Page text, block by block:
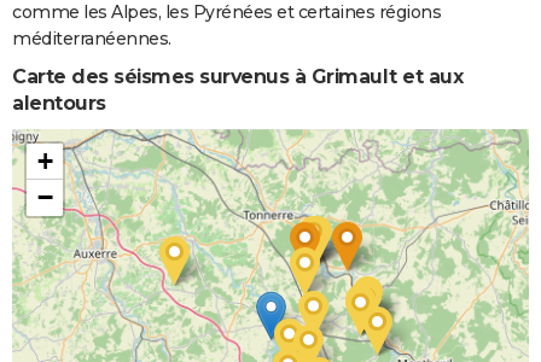
comme les Alpes, les Pyrénées et certaines régions
méditerranéennes.
Carte des séismes survenus à Grimault et aux
alentours
+
−